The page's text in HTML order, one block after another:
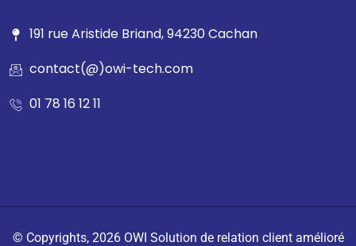
191 rue Aristide Briand, 94230 Cachan
contact(@)owi-tech.com
01 78 16 12 11
© Copyrights, 2026 OWI Solution de relation client amélioré